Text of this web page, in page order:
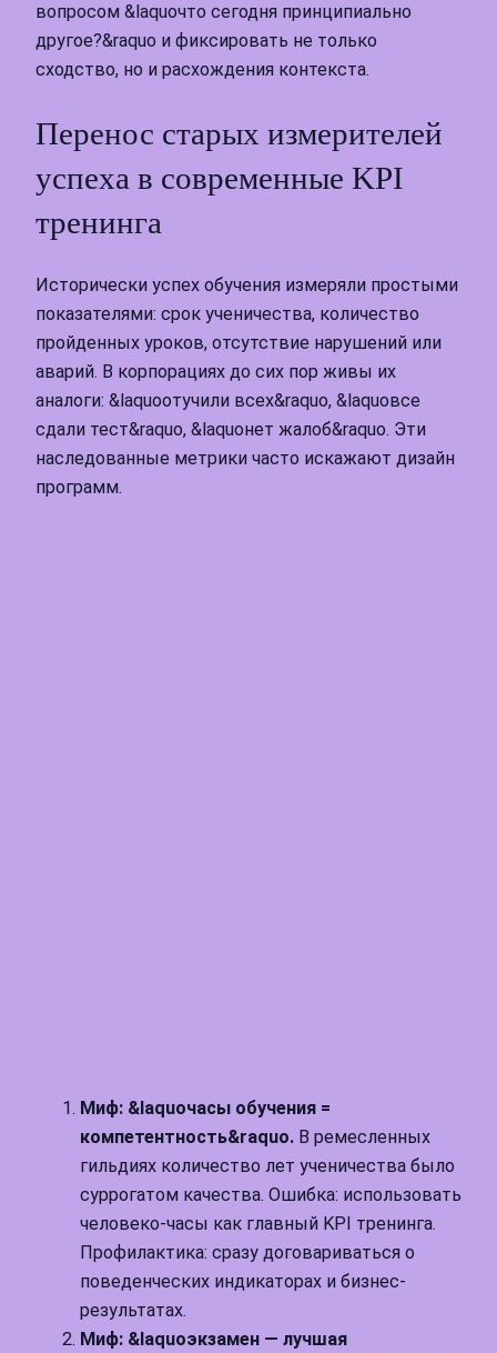
вопросом &laquoчто сегодня принципиально
другое?&raquo и фиксировать не только
сходство, но и расхождения контекста.
Перенос старых измерителей
успеха в современные KPI
тренинга
Исторически успех обучения измеряли простыми
показателями: срок ученичества, количество
пройденных уроков, отсутствие нарушений или
аварий. В корпорациях до сих пор живы их
аналоги: &laquoотучили всех&raquo, &laquoвсе
сдали тест&raquo, &laquoнет жалоб&raquo. Эти
наследованные метрики часто искажают дизайн
программ.
Миф: &laquoчасы обучения =
компетентность&raquo. В ремесленных
гильдиях количество лет ученичества было
суррогатом качества. Ошибка: использовать
человеко-часы как главный KPI тренинга.
Профилактика: сразу договариваться о
поведенческих индикаторах и бизнес-
результатах.
Миф: &laquoэкзамен — лучшая